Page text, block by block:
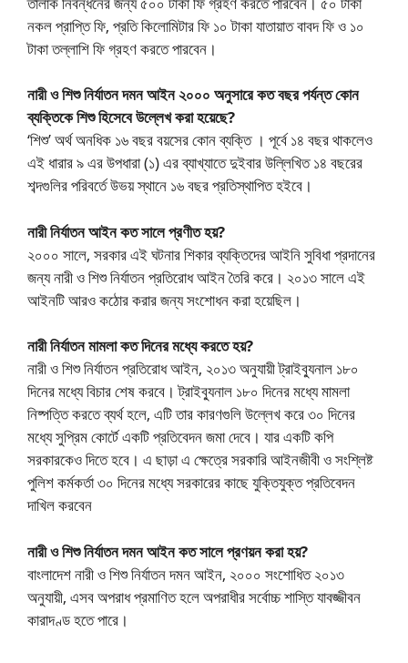
নকল প্রাপ্তি ফি, প্রতি কিলোমিটার ফি ১০ টাকা যাতায়াত বাবদ ফি ও ১০
টাকা তল্লাশি ফি গ্রহণ করতে পারবেন।
নারী ও শিশু নির্যাতন দমন আইন ২০০০ অনুসারে কত বছর পর্যন্ত কোন
ব্যক্তিকে শিশু হিসেবে উল্লেখ করা হয়েছে?
‘শিশু’ অর্থ অনধিক ১৬ বছর বয়সের কোন ব্যক্তি । পূর্বে ১৪ বছর থাকলেও
এই ধারার ৯ এর উপধারা (১) এর ব্যাখ্যাতে দুইবার উল্লিখিত ১৪ বছরের
শব্দগুলির পরিবর্তে উভয় স্থানে ১৬ বছর প্রতিস্থাপিত হইবে।
নারী নির্যাতন আইন কত সালে প্রণীত হয়?
২০০০ সালে, সরকার এই ঘটনার শিকার ব্যক্তিদের আইনি সুবিধা প্রদানের
জন্য নারী ও শিশু নির্যাতন প্রতিরোধ আইন তৈরি করে। ২০১৩ সালে এই
আইনটি আরও কঠোর করার জন্য সংশোধন করা হয়েছিল।
নারী নির্যাতন মামলা কত দিনের মধ্যে করতে হয়?
নারী ও শিশু নির্যাতন প্রতিরোধ আইন, ২০১৩ অনুযায়ী ট্রাইব্যুনাল ১৮০
দিনের মধ্যে বিচার শেষ করবে। ট্রাইব্যুনাল ১৮০ দিনের মধ্যে মামলা
নিষ্পত্তি করতে ব্যর্থ হলে, এটি তার কারণগুলি উল্লেখ করে ৩০ দিনের
মধ্যে সুপ্রিম কোর্টে একটি প্রতিবেদন জমা দেবে। যার একটি কপি
সরকারকেও দিতে হবে। এ ছাড়া এ ক্ষেত্রে সরকারি আইনজীবী ও সংশ্লিষ্ট
পুলিশ কর্মকর্তা ৩০ দিনের মধ্যে সরকারের কাছে যুক্তিযুক্ত প্রতিবেদন
দাখিল করবেন
নারী ও শিশু নির্যাতন দমন আইন কত সালে প্রণয়ন করা হয়?
বাংলাদেশ নারী ও শিশু নির্যাতন দমন আইন, ২০০০ সংশোধিত ২০১৩
অনুযায়ী, এসব অপরাধ প্রমাণিত হলে অপরাধীর সর্বোচ্চ শাস্তি যাবজ্জীবন
কারাদণ্ড হতে পারে।